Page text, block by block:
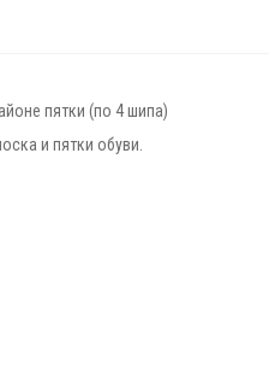
пятки (по 4 шипа)
и пятки обуви.